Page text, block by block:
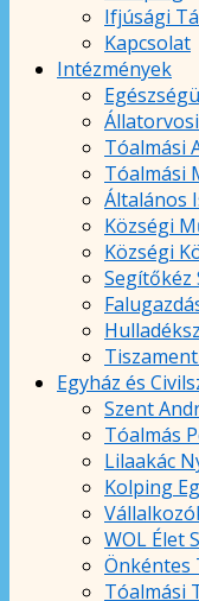
Ifjúsági
Kapcsolat
Intézmények
Tóalmási
Tóalmási
Általános
Községi
Községi
Segítőkéz
Egyház és
Szent
Tóalmás
Lilaakác
Kolping
WOL Élet
Önkéntes
Tóalmási